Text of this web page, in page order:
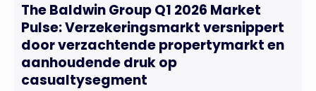
The Baldwin Group Q1 2026 Market
Pulse: Verzekeringsmarkt versnippert
door verzachtende propertymarkt en
aanhoudende druk op
casualtysegment